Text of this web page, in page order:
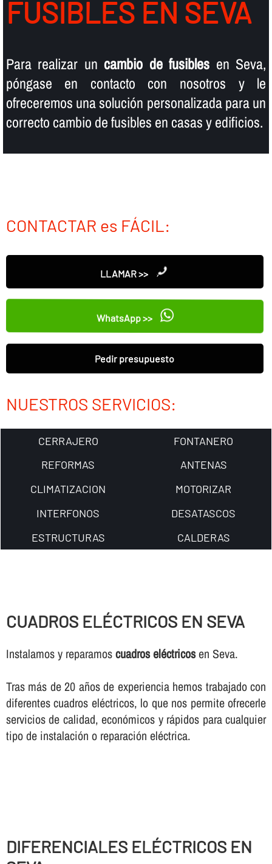
FUSIBLES EN SEVA
Para realizar uncambio de fusibles en Seva,
póngase en contacto con nosotros y le
ofreceremos una solución personalizada para un
correcto cambio de fusibles en casas y edificios.
CONTACTAR es FÁCIL:
LLAMAR >>
WhatsApp >>
Pedir presupuesto
NUESTROS SERVICIOS:
CERRAJERO
FONTANERO
REFORMAS
ANTENAS
CLIMATIZACION
MOTORIZAR
INTERFONOS
DESATASCOS
ESTRUCTURAS
CALDERAS
CUADROS ELÉCTRICOS EN SEVA
Instalamos y reparamoscuadros eléctricosen Seva.
Tras más de 20 años de experiencia hemos trabajado con
diferentes cuadros eléctricos, lo que nos permite ofrecerle
servicios de calidad, económicos y rápidos para cualquier
tipo de instalación o reparación eléctrica.
DIFERENCIALES ELÉCTRICOS EN